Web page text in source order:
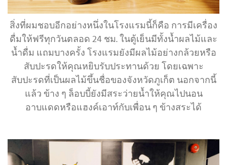
สิ่งที่ผมชอบอีกอย่างหนึ่งในโรงแรมนี้ก็คือ การมีเครื่อง
ดื่มให้ฟรีทุกวันตลอด 24 ชม. ในตู้เย็นมีทั้งน้ำผลไม้และ
น้ำดื่ม แถมบางครั้ง โรงแรมยังมีผลไม้อย่างกล้วยหรือ
สับปะรดให้คุณหยิบรับประทานด้วย โดยเฉพาะ
สับปะรดที่เป็นผลไม้ขึ้นชื่อของจังหวัดภูเก็ต นอกจากนี้
แล้ว ข้าง ๆ ล็อบบี้ยังมีสระว่ายน้ำให้คุณไปนอน
อาบแดดหรือแฮงค์เอาท์กับเพื่อน ๆ ข้างสระได้